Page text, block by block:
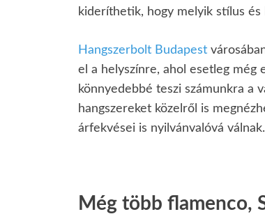
kideríthetik, hogy melyik stílus és
Hangszerbolt Budapest
el a helyszínre, ahol esetleg még
könnyedebbé teszi számunkra a
hangszereket közelről is
árfekvései is nyilvánvalóvá válnak.
Még több flamenco,